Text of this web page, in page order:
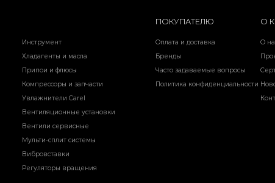
Инструмент
Хладагенты и масла
Припои и флюсы
Компрессоры и запчасти
Увлажнители Carel
Вентиляционные установки
Вентили сервисные
Мульти-сплит системы
Вибровставки
Регуляторы вращения
ПОКУПАТЕЛЮ
Оплата и доставка
Бренды
Часто задаваемые вопросы
Политика конфиденциальности
О
О